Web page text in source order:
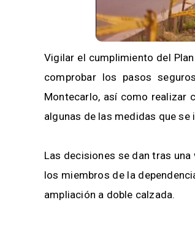
Vigilar el cumplimiento del
comprobar los pasos
Montecarlo, así como realizar
algunas de las medidas que
Las decisiones se dan tras
los miembros de la
ampliación a doble calzada.